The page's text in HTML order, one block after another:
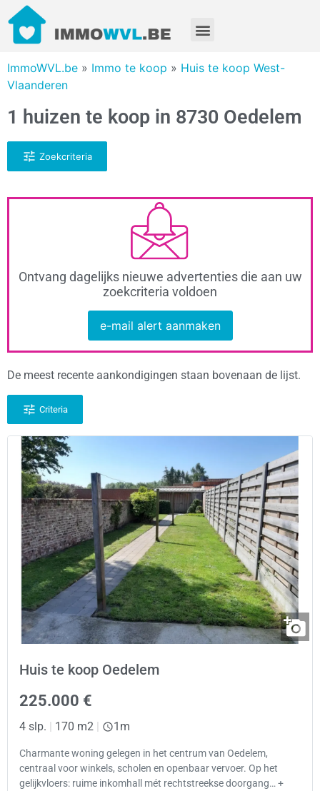
ImmoWVL.be » Immo te koop » Huis te koop West-
Vlaanderen
1 huizen te koop in 8730 Oedelem
Zoekcriteria
Ontvang dagelijks nieuwe advertenties die aan uw
zoekcriteria voldoen
e-mail alert aanmaken
De meest recente aankondigingen staan bovenaan de lijst.
Criteria
Huis te koop Oedelem
225.000 €
4 slp. 170 m2 1m
Charmante woning gelegen in het centrum van Oedelem,
centraal voor winkels, scholen en openbaar vervoer. Op het
gelijkvloers: ruime inkomhall mét rechtstreekse doorgang… +